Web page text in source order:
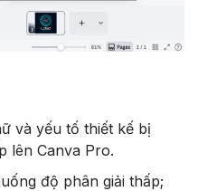
và yếu tố thiết kế bị
lên Canva Pro.
độ phân giải thấp;